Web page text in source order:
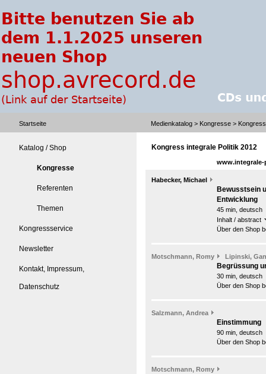
Startseite Medienkatalog > Kongresse >
Katalog / Shop
Kongresse
Referenten
Themen
Kongressservice
Newsletter
Kontakt, Impressum,
Datenschutz
Kongress integrale Politik 2012
Habecker, Michael
Bewusstsein
Entwicklung
45 min, deutsch
Inhalt / abstract
Über den Shop
Motschmann, Romy Lipinski,
Begrüssung
30 min, deutsch
Über den Shop
Salzmann, Andrea
Einstimmung
90 min, deutsch
Über den Shop
Motschmann, Romy